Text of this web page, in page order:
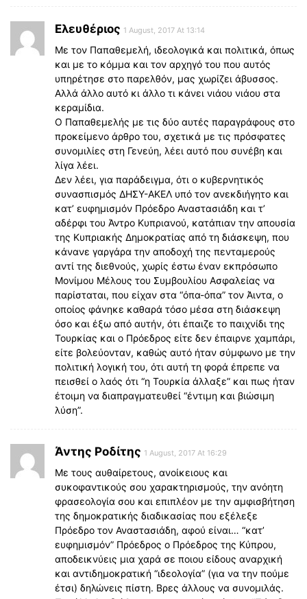
Ελευθέριος 1 August, 2017 At 13:14
Με τον Παπαθεμελή, ιδεολογικά και πολιτικά, όπως
και με το κόμμα και τον αρχηγό του που αυτός
υπηρέτησε στο παρελθόν, μας χωρίζει άβυσσος.
Αλλά άλλο αυτό κι άλλο τι κάνει νιάου νιάου στα
κεραμίδια.
Ο Παπαθεμελής με τις δύο αυτές παραγράφους στο
προκείμενο άρθρο του, σχετικά με τις πρόσφατες
συνομιλίες στη Γενεύη, λέει αυτό που συνέβη και
λίγα λέει.
Δεν λέει, για παράδειγμα, ότι ο κυβερνητικός
συνασπισμός ΔΗΣΥ-ΑΚΕΛ υπό τον ανεκδιήγητο και
κατ’ ευφημισμόν Πρόεδρο Αναστασιάδη και τ’
αδέρφι του Άντρο Κυπριανού, κατάπιαν την απουσία
της Κυπριακής Δημοκρατίας από τη διάσκεψη, που
κάνανε γαργάρα την αποδοχή της πενταμερούς
αντί της διεθνούς, χωρίς έστω έναν εκπρόσωπο
Μονίμου Μέλους του Συμβουλίου Ασφαλείας να
παρίσταται, που είχαν στα “όπα-όπα” τον Άιντα, ο
οποίος φάνηκε καθαρά τόσο μέσα στη διάσκεψη
όσο και έξω από αυτήν, ότι έπαιζε το παιχνίδι της
Τουρκίας και ο Πρόεδρος είτε δεν έπαιρνε χαμπάρι,
είτε βολεύονταν, καθώς αυτό ήταν σύμφωνο με την
πολιτική λογική του, ότι αυτή τη φορά έπρεπε να
πεισθεί ο λαός ότι “η Τουρκία άλλαξε” και πως ήταν
έτοιμη να διαπραγματευθεί “έντιμη και βιώσιμη
λύση”.
Άντης Ροδίτης 1 August, 2017 At 16:29
Με τους αυθαίρετους, ανοίκειους και
συκοφαντικούς σου χαρακτηρισμούς, την ανόητη
φρασεολογία σου και επιπλέον με την αμφισβήτηση
της δημοκρατικής διαδικασίας που εξέλεξε
Πρόεδρο τον Αναστασιάδη, αφού είναι… “κατ’
ευφημισμόν” Πρόεδρος ο Πρόεδρος της Κύπρου,
αποδεικνύεις μια χαρά σε ποιου είδους αναρχική
και αντιδημοκρατική “ιδεολογία” (για να την πούμε
έτσι) δηλώνεις πίστη. Βρες άλλους να συνομιλάς.